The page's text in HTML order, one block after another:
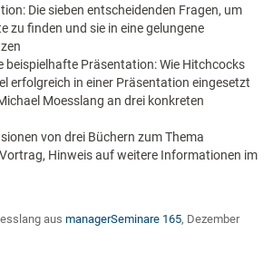
Die sieben entscheidenden Fragen, um
zu finden und sie in eine gelungene
beispielhafte Präsentation: Wie Hitchcocks
erfolgreich in einer Präsentation eingesetzt
Moesslang an drei konkreten
von drei Büchern zum Thema
Hinweis auf weitere Informationen im
aus managerSeminare 165, Dezember